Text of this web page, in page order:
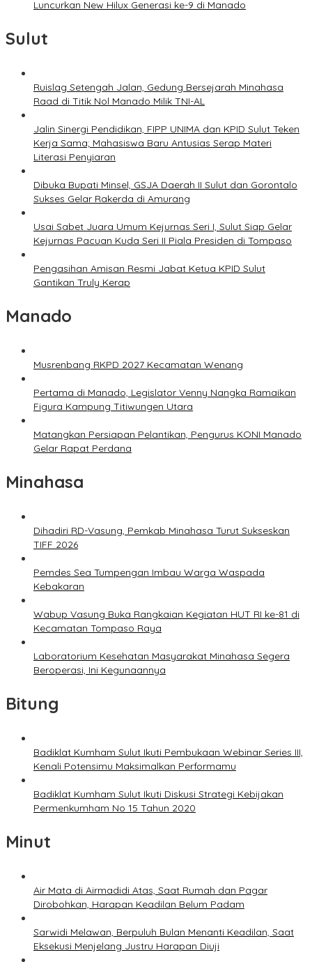
Luncurkan New Hilux Generasi ke-9 di Manado
Sulut
Ruislag Setengah Jalan, Gedung Bersejarah Minahasa
Raad di Titik Nol Manado Milik TNI-AL
Jalin Sinergi Pendidikan, FIPP UNIMA dan KPID Sulut Teken
Kerja Sama; Mahasiswa Baru Antusias Serap Materi
Literasi Penyiaran
Dibuka Bupati Minsel, GSJA Daerah II Sulut dan Gorontalo
Sukses Gelar Rakerda di Amurang
Usai Sabet Juara Umum Kejurnas Seri I, Sulut Siap Gelar
Kejurnas Pacuan Kuda Seri II Piala Presiden di Tompaso
Pengasihan Amisan Resmi Jabat Ketua KPID Sulut
Gantikan Truly Kerap
Manado
Musrenbang RKPD 2027 Kecamatan Wenang
Pertama di Manado, Legislator Venny Nangka Ramaikan
Figura Kampung Titiwungen Utara
Matangkan Persiapan Pelantikan, Pengurus KONI Manado
Gelar Rapat Perdana
Minahasa
Dihadiri RD-Vasung, Pemkab Minahasa Turut Sukseskan
TIFF 2026
Pemdes Sea Tumpengan Imbau Warga Waspada
Kebakaran
Wabup Vasung Buka Rangkaian Kegiatan HUT RI ke-81 di
Kecamatan Tompaso Raya
Laboratorium Kesehatan Masyarakat Minahasa Segera
Beroperasi, Ini Kegunaannya
Bitung
Badiklat Kumham Sulut Ikuti Pembukaan Webinar Series III,
Kenali Potensimu Maksimalkan Performamu
Badiklat Kumham Sulut Ikuti Diskusi Strategi Kebijakan
Permenkumham No 15 Tahun 2020
Minut
Air Mata di Airmadidi Atas, Saat Rumah dan Pagar
Dirobohkan, Harapan Keadilan Belum Padam
Sarwidi Melawan, Berpuluh Bulan Menanti Keadilan, Saat
Eksekusi Menjelang Justru Harapan Diuji